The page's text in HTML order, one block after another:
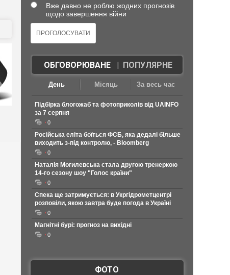
Вже давно не роблю жодних прогнозів
щодо завершення війни
ОБГОВОРЮВАНЕ| ПОПУЛЯРНЕ
День Місяць За весь час
Підбірка блогожаб та фотоприколів від UAINFO
за 7 серпня
0
Російська еліта боїться ФСБ, яка дедалі більше
виходить з-під контролю, - Bloomberg
0
Наталія Могилевська стала другою тренеркою
14-го сезону шоу "Голос країни"
0
Спека ще затримується: в Укргідрометцентрі
розповіли, якою завтра буде погода в Україні
0
Магнітні бурі: прогноз на вихідні
0
ФОТО